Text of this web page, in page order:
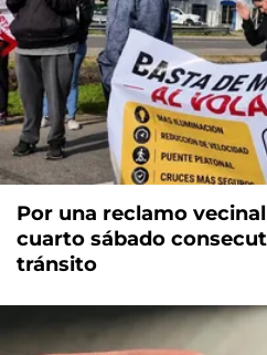
Por una reclamo
cuarto sábado
tránsito